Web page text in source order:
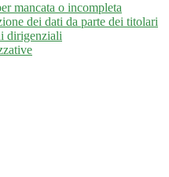
mancata o incompleta
dei dati da parte dei titolari
dirigenziali